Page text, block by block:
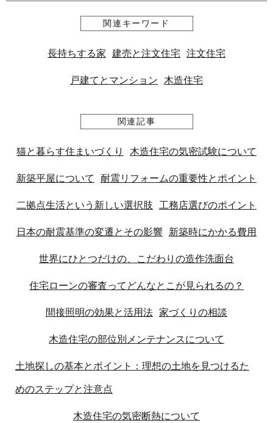
関連キーワード
長持ちする家 建売と注文住宅 注文住宅
戸建てとマンション 木造住宅
関連記事
猫と暮らす住まいづくり 木造住宅の気密試験について
新築平屋について 耐震リフォームの重要性とポイント
二拠点生活という新しい選択肢 工務店選びのポイント
日本の耐震基準の変遷とその影響 新築時にかかる費用
世界にひとつだけの、こだわりの造作洗面台
住宅ローンの審査ってどんなとこが見られるの？
間接照明の効果と活用法 家づくりの相談
木造住宅の部位別メンテナンスについて
土地探しの基本とポイント：理想の土地を見つけるた
めのステップと注意点
木造住宅の気密断熱について